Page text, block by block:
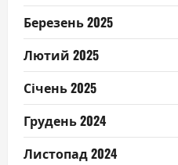
Березень 2025
Лютий 2025
Січень 2025
Грудень 2024
Листопад 2024